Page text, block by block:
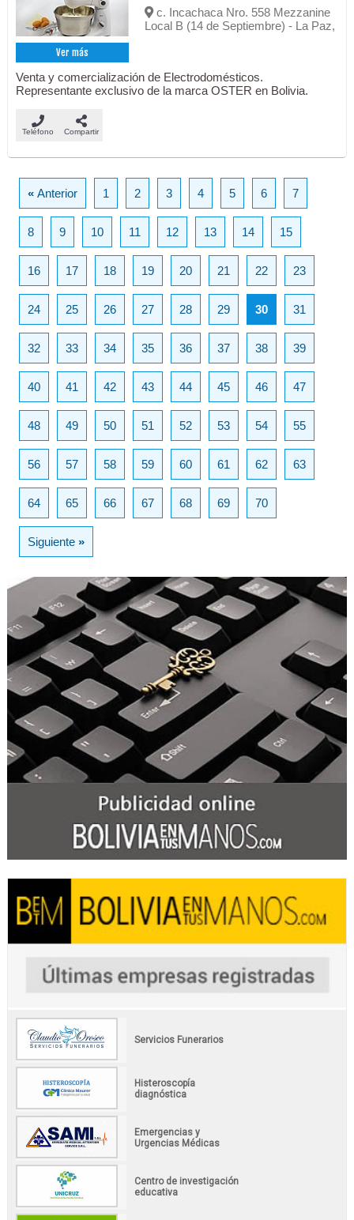
Ver más
c. Incachaca Nro. 558 Mezzanine
Local B (14 de Septiembre) - La Paz,
Venta y comercialización de Electrodomésticos.
Representante exclusivo de la marca OSTER en Bolivia.
Teléfono Compartir
«Anterior 1 2 3 4 5 6 7
8 9 10 11 12 13 14 15
16 17 18 19 20 21 22 23
24 25 26 27 28 29 30 31
32 33 34 35 36 37 38 39
40 41 42 43 44 45 46 47
48 49 50 51 52 53 54 55
56 57 58 59 60 61 62 63
64 65 66 67 68 69 70
Siguiente»
Servicios Funerarios
Histeroscopía
diagnóstica
Emergencias y
Urgencias Médicas
Centro de investigación
educativa